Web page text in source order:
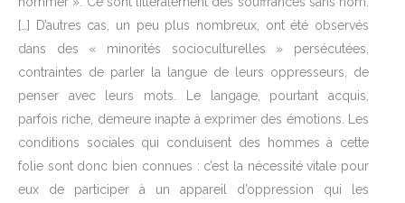
[…] D’autres cas, un peu plus nombreux, ont été observés
dans des « minorités socioculturelles » persécutées,
contraintes de parler la langue de leurs oppresseurs, de
penser avec leurs mots. Le langage, pourtant acquis,
parfois riche, demeure inapte à exprimer des émotions. Les
conditions sociales qui conduisent des hommes à cette
folie sont donc bien connues : c’est la nécessité vitale pour
eux de participer à un appareil d’oppression qui les